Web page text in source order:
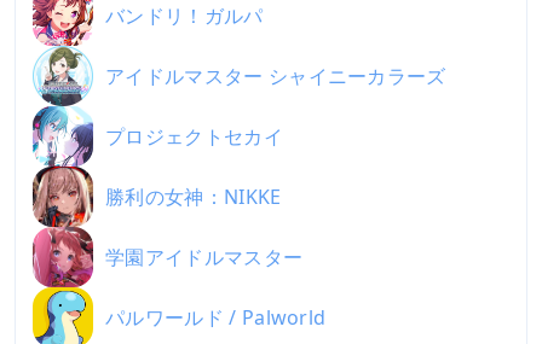
バンドリ！ガルパ
アイドルマスター シャイニーカラーズ
プロジェクトセカイ
勝利の女神：NIKKE
学園アイドルマスター
パルワールド / Palworld